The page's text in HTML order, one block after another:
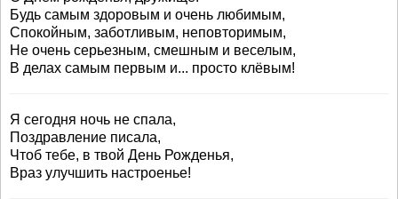
Будь самым здоровым и очень любимым,
Спокойным, заботливым, неповторимым,
Не очень серьезным, смешным и веселым,
В делах самым первым и... просто клёвым!
Я сегодня ночь не спала,
Поздравление писала,
Чтоб тебе, в твой День Рожденья,
Враз улучшить настроенье!